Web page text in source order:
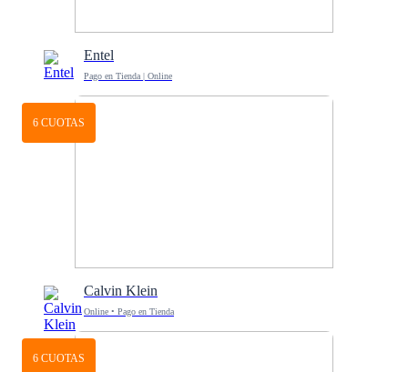
Entel
Pago en Tienda | Online
6 CUOTAS
Calvin Klein
Online • Pago en Tienda
6 CUOTAS